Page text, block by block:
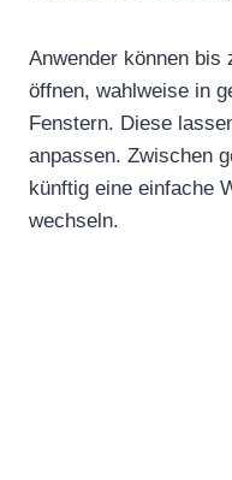
Anwender können bis
öffnen, wahlweise in
Fenstern. Diese
anpassen. Zwischen
künftig eine einfache
wechseln.